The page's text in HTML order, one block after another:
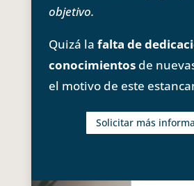
objetivo.
Quizá la falta de
conocimientosde
el motivo de este
Solicitar más